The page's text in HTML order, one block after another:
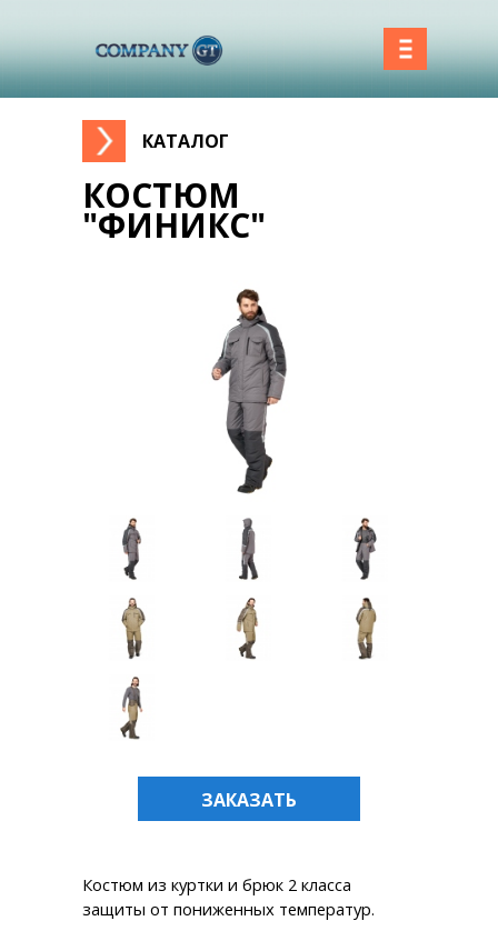
КАТАЛОГ
Вы здесь
КОСТЮМ
"ФИНИКС"
ЗАКАЗАТЬ
Костюм из куртки и брюк 2 класса
защиты от пониженных температур.